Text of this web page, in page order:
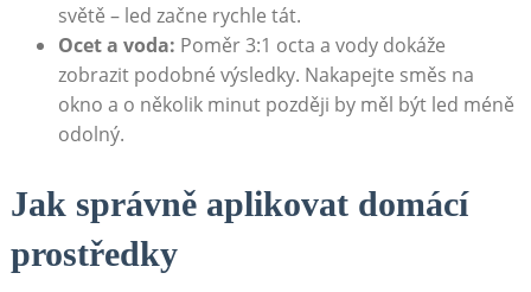
světě‍ – led začne rychle tát.
Ocet a voda: Poměr⁢ 3:1 octa a vody⁤ dokáže‌
zobrazit podobné výsledky. Nakapejte‍ směs ‌na
okno a o několik minut později by ⁣měl být led‌ méně
odolný.
Jak ‌správně aplikovat domácí
prostředky